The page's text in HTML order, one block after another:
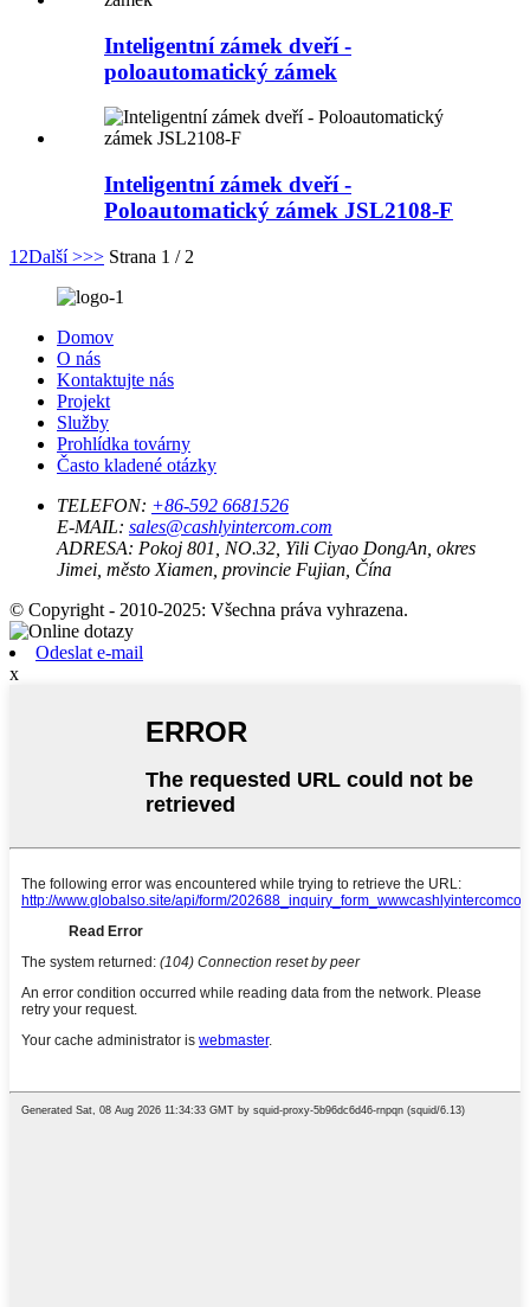
Inteligentní zámek dveří -
poloautomatický zámek
Inteligentní zámek dveří -
Poloautomatický zámek JSL2108-F
1 2Další >>> Strana 1 / 2
Domov
O nás
Kontaktujte nás
Projekt
Služby
Prohlídka továrny
Často kladené otázky
TELEFON: +86-592 6681526
E-MAIL: sales@cashlyintercom.com
ADRESA: Pokoj 801, NO.32, Yili Ciyao DongAn, okres
Jimei, město Xiamen, provincie Fujian, Čína
© Copyright - 2010-2025: Všechna práva vyhrazena.
Odeslat e-mail
x